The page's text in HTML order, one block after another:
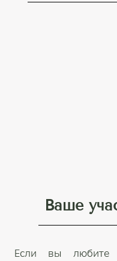
Ваше
Если вы любите